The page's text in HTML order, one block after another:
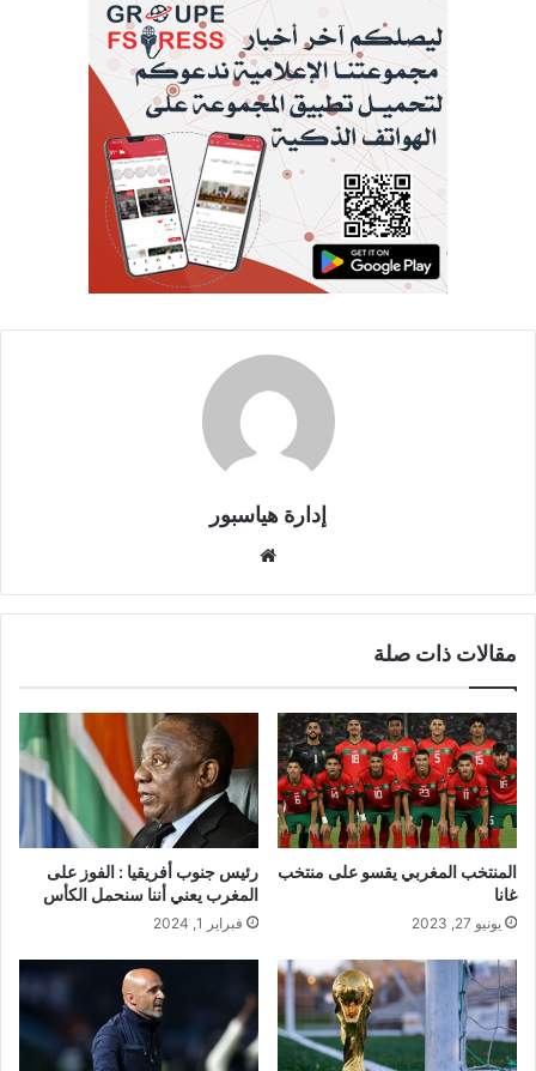
إدارة هياسبور
مقالات ذات صلة
المنتخب المغربي يقسو على منتخب
غانا
يونيو 27, 2023
رئيس جنوب أفريقيا : الفوز على
المغرب يعني أننا سنحمل الكأس
فبراير 1, 2024